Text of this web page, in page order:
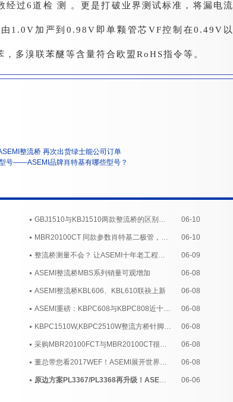
过6道检 测 。更是打破业界测试标准，将漏电流
1.0V加严到0.98V即单颗管芯VF控制在0.49V以
多溴联苯醚等含量符合欧盟RoHS指令等。
整流桥 再次出货绿士能公司订单
号——ASEMI品牌肖特基有哪些型号？
GBJ1510与KBJ1510两款整流桥的区别？12年老工程解读 06-10
MBR20100CT 同款参数肖特基二极管，ASEMI 06-10
整流桥测量不会？ 让ASEMI十年老工程师为您操作示范 06-09
ASEMI整流桥MBS系列销量可观增加 06-08
ASEMI整流桥KBL606、KBL610联袂上新 06-08
ASEMI重磅：KBPC608与KBPC808近十年来地位一落千丈 06-08
KBPC1510W,KBPC2510W整流方桥针脚姐妹花实力不容小觑！ 06-08
采购MBR20100FCT与MBR20100CT很难选？ 06-08
董总带您看2017WEF！ASEMI展开世界蓝图，首站法国！ 06-08
原边方案PL3367/PL3368再升级！ASEMI替换DP2525E 06-06